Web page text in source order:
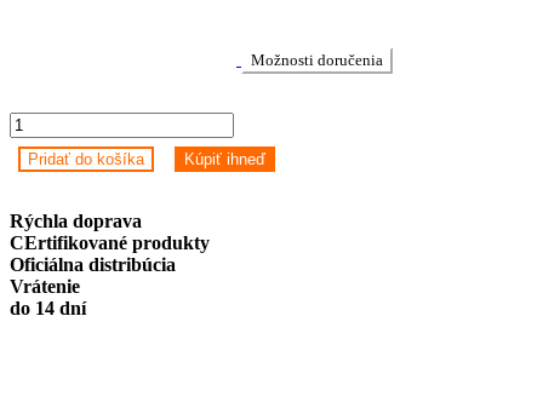
Možnosti doručenia
Nástenná
nabíjačka
elektromobilov
22kW
APP
quantity
Pridať do košíka Kúpiť ihneď
Rýchla doprava
CErtifikované produkty
Oficiálna distribúcia
Vrátenie
do 14 dní